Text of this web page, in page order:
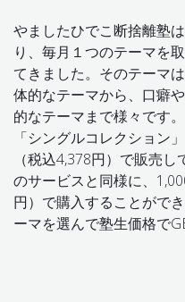
やましたひでこ断捨離塾
り、毎月１つのテーマを
てきました。そのテーマ
体的なテーマから、口癖
的なテーマまで様々です
「シングルコレクション
（税込4,378円）で販売
のサービスと同様に、
円）で購入することがで
ーマを選んで塾生価格で